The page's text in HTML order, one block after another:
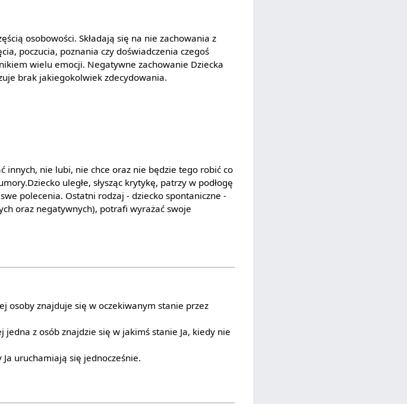
osobowości. Składają się na nie zachowania z
poczucia, poznania czy doświadczenia czegoś
wielu emocji. Negatywne zachowanie Dziecka
brak jakiegokolwiek zdecydowania.
innych, nie lubi, nie chce oraz nie będzie tego robić co
uległe, słysząc krytykę, patrzy w podłogę
polecenia. Ostatni rodzaj - dziecko spontaniczne -
oraz negatywnych), potrafi wyrażać swoje
osoby znajduje się w oczekiwanym stanie przez
z osób znajdzie się w jakimś stanie Ja, kiedy nie
uruchamiają się jednocześnie.